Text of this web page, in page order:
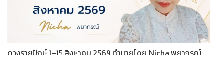
ดวงรายปักษ์ 1–15 สิงหาคม 2569 ทำนายโดย Nicha พยากรณ์